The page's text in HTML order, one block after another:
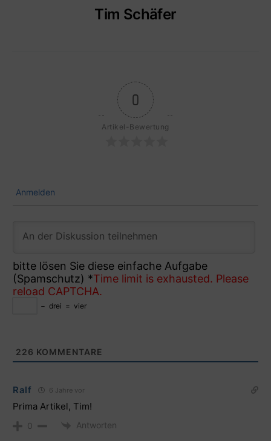
Tim Schäfer
0
Artikel-Bewertung
Anmelden
bitte lösen Sie diese einfache Aufgabe
(Spamschutz) *Time limit is exhausted. Please
reload CAPTCHA.
− drei = vier
226 KOMMENTARE
Ralf 6 Jahre vor
Prima Artikel, Tim!
0 Antworten